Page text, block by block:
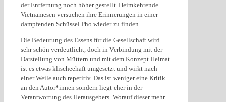
der Entfernung noch höher gestellt. Heimkehrende
Vietnamesen versuchen ihre Erinnerungen in einer
dampfenden Schüssel Pho wieder zu finden.
Die Bedeutung des Essens für die Gesellschaft wird
sehr schön verdeutlicht, doch in Verbindung mit der
Darstellung von Müttern und mit dem Konzept Heimat
ist es etwas klischeehaft umgesetzt und wirkt nach
einer Weile auch repetitiv. Das ist weniger eine Kritik
an den Autor*innen sondern liegt eher in der
Verantwortung des Herausgebers. Worauf dieser mehr